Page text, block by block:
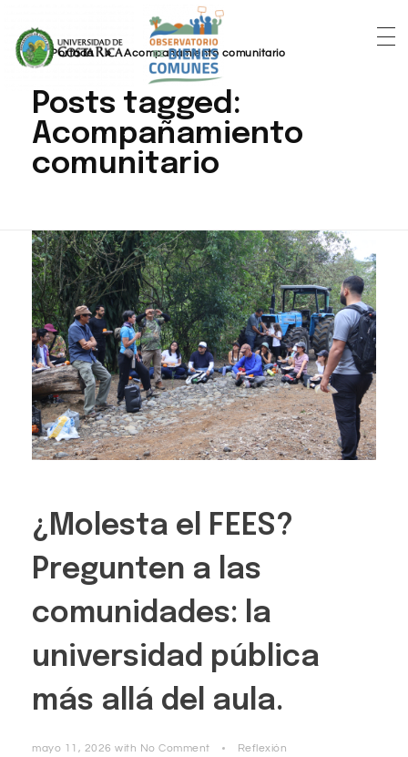
Portada » Acompañamiento comunitario
Posts tagged:
Acompañamiento
comunitario
¿Molesta el FEES?
Pregunten a las
comunidades: la
universidad pública
más allá del aula.
mayo 11, 2026 with No Comment Reflexión